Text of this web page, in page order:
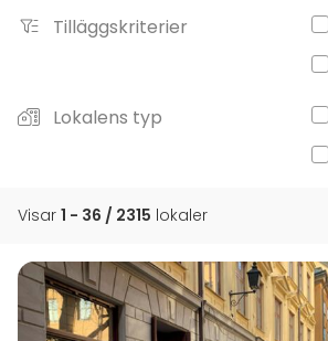
Tilläggskriterier
Lokalens typ
Visar 1 - 36 / 2315 lokaler